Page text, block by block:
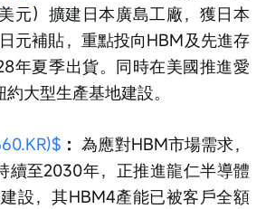
元）擴建日本廣島工廠，獲日本
元補貼，重點投向HBM及先進存
年夏季出貨。同時在美國推進愛
大型生產基地建設。
：為應對HBM市場需求，
續至2030年，正推進龍仁半導體
設，其HBM4產能已被客戶全額